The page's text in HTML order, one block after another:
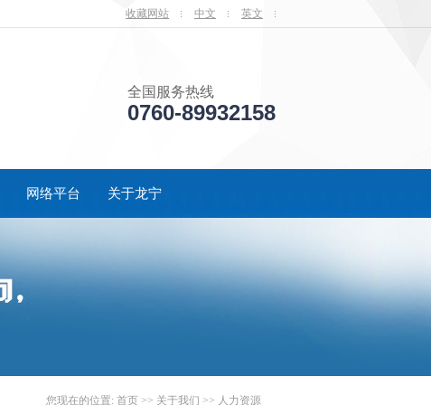
收藏网站 中文 英文
全国服务热线
0760-89932158
网络平台 关于龙宁
您现在的位置: 首页 >> 关于我们 >> 人力资源